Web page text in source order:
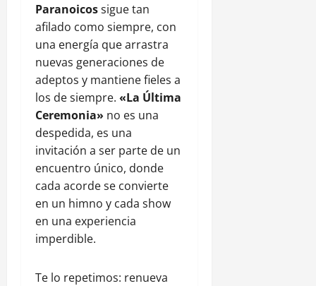
Paranoicossigue tan
afilado como siempre, con
una energía que arrastra
nuevas generaciones de
adeptos y mantiene fieles a
los de siempre. «La Última
Ceremonia» no es una
despedida, es una
invitación a ser parte de un
encuentro único, donde
cada acorde se convierte
en un himno y cada show
en una experiencia
imperdible.
Te lo repetimos: renueva